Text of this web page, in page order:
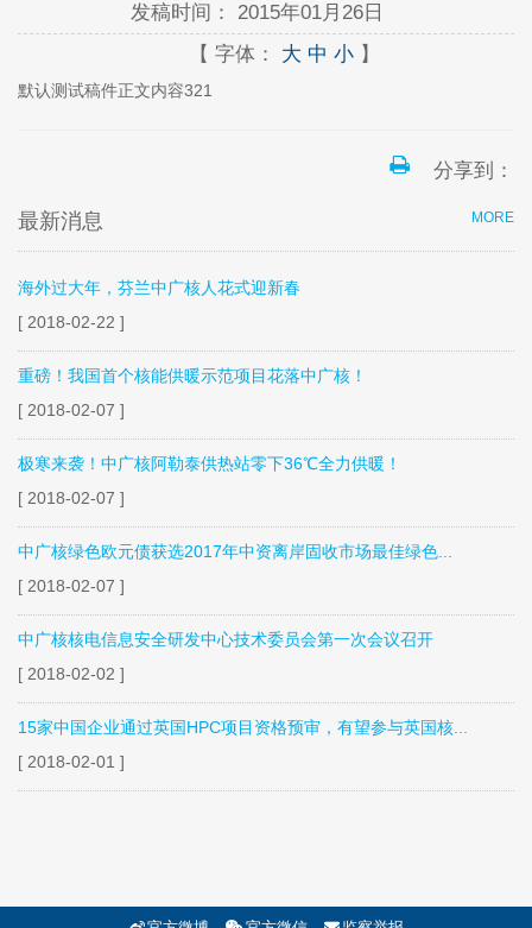
发稿时间： 2015年01月26日
【 字体： 大 中 小】
默认测试稿件正文内容321
分享到：
MORE
最新消息
海外过大年，芬兰中广核人花式迎新春
[ 2018-02-22 ]
重磅！我国首个核能供暖示范项目花落中广核！
[ 2018-02-07 ]
极寒来袭！中广核阿勒泰供热站零下36℃全力供暖！
[ 2018-02-07 ]
中广核绿色欧元债获选2017年中资离岸固收市场最佳绿色...
[ 2018-02-07 ]
中广核核电信息安全研发中心技术委员会第一次会议召开
[ 2018-02-02 ]
15家中国企业通过英国HPC项目资格预审，有望参与英国核...
[ 2018-02-01 ]